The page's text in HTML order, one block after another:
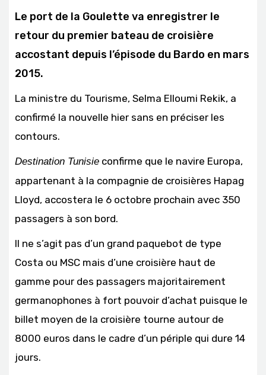
Le port de la Goulette va enregistrer le
retour du premier bateau de croisière
accostant depuis l’épisode du Bardo en mars
2015.
La ministre du Tourisme, Selma Elloumi Rekik, a
confirmé la nouvelle hier sans en préciser les
contours.
Destination Tunisie confirme que le navire Europa,
appartenant à la compagnie de croisières Hapag
Lloyd, accostera le 6 octobre prochain avec 350
passagers à son bord.
Il ne s’agit pas d’un grand paquebot de type
Costa ou MSC mais d’une croisière haut de
gamme pour des passagers majoritairement
germanophones à fort pouvoir d’achat puisque le
billet moyen de la croisière tourne autour de
8000 euros dans le cadre d’un périple qui dure 14
jours.